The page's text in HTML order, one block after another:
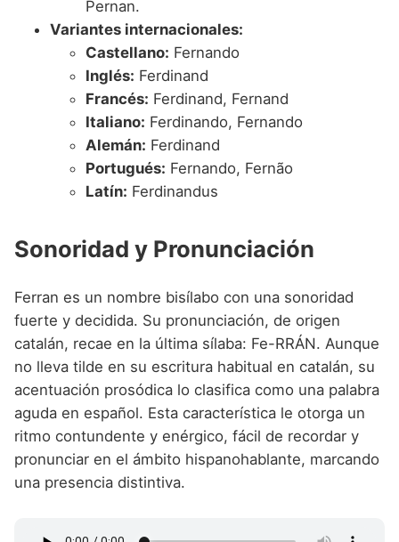
Pernan.
Variantes internacionales:
Castellano: Fernando
Inglés: Ferdinand
Francés: Ferdinand, Fernand
Italiano: Ferdinando, Fernando
Alemán: Ferdinand
Portugués: Fernando, Fernão
Latín: Ferdinandus
Sonoridad y Pronunciación
Ferran es un nombre bisílabo con una sonoridad
fuerte y decidida. Su pronunciación, de origen
catalán, recae en la última sílaba: Fe-RRÁN. Aunque
no lleva tilde en su escritura habitual en catalán, su
acentuación prosódica lo clasifica como una palabra
aguda en español. Esta característica le otorga un
ritmo contundente y enérgico, fácil de recordar y
pronunciar en el ámbito hispanohablante, marcando
una presencia distintiva.